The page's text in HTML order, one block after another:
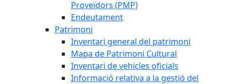
Proveïdors (PMP)
Endeutament
Patrimoni
Inventari general del patrimoni
Mapa de Patrimoni Cultural
Inventari de vehicles oficials
Informació relativa a la gestió del